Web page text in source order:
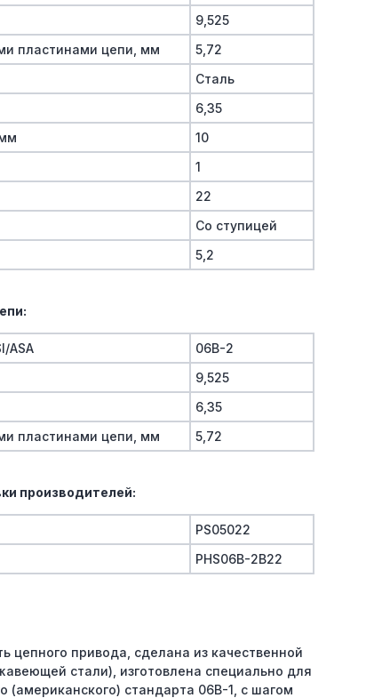
9,525
пластинами цепи, мм
5,72
Сталь
6,35
10
1
22
Со ступицей
5,2
ASA
06B-2
9,525
6,35
пластинами цепи, мм
5,72
производителей:
PS05022
PHS06B-2B22
цепного привода, сделана из качественной
стали), изготовлена специально для
(американского) стандарта 06B-1, с шагом